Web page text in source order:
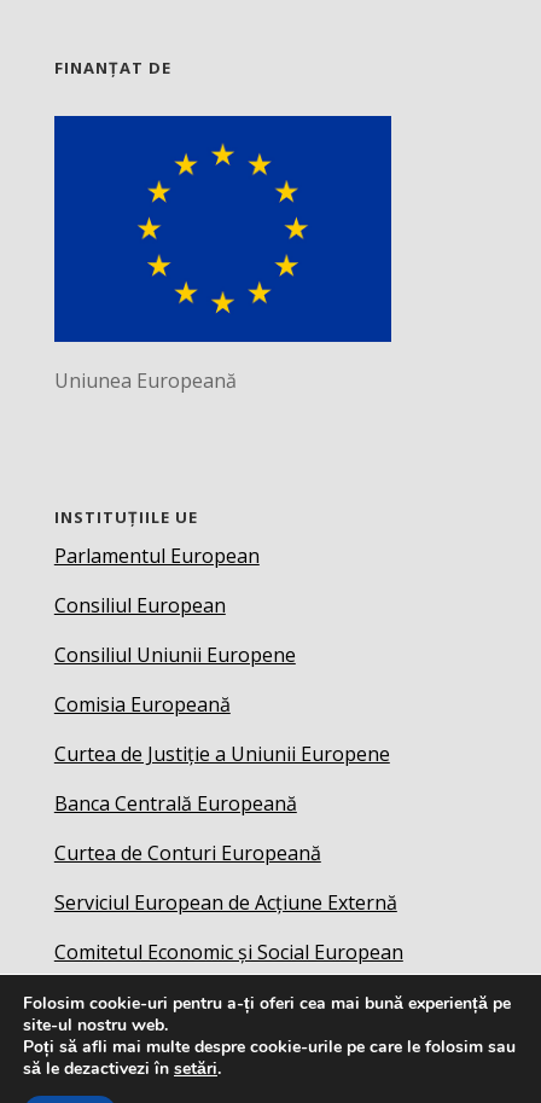
FINANȚAT DE
Uniunea Europeană
INSTITUȚIILE UE
Parlamentul European
Consiliul European
Consiliul Uniunii Europene
Comisia Europeană
Curtea de Justiție a Uniunii Europene
Banca Centrală Europeană
Curtea de Conturi Europeană
Serviciul European de Acțiune Externă
Comitetul Economic și Social European
Folosim cookie-uri pentru a-ți oferi cea mai bună experiență pe
site-ul nostru web.
Poți să afli mai multe despre cookie-urile pe care le folosim sau
să le dezactivezi în setări.